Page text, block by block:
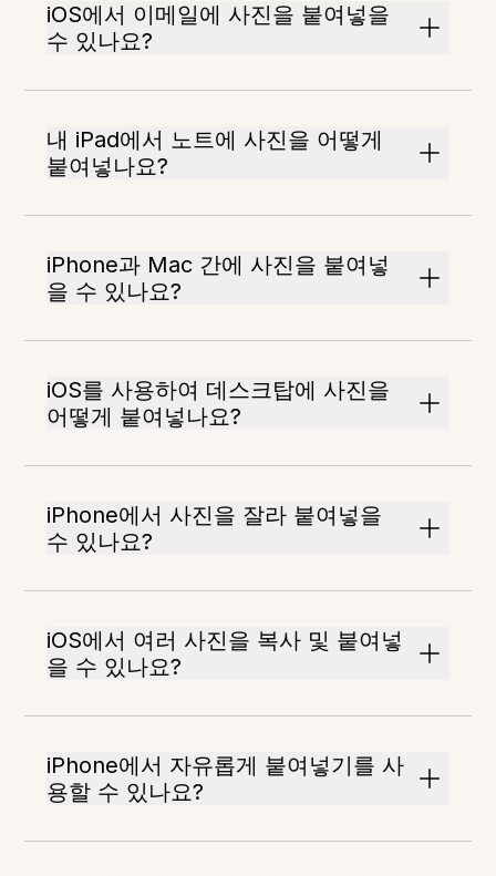
iOS에서 이메일에 사진을 붙여넣을
수 있나요?
내 iPad에서 노트에 사진을 어떻게
붙여넣나요?
iPhone과 Mac 간에 사진을 붙여넣
을 수 있나요?
iOS를 사용하여 데스크탑에 사진을
어떻게 붙여넣나요?
iPhone에서 사진을 잘라 붙여넣을
수 있나요?
iOS에서 여러 사진을 복사 및 붙여넣
을 수 있나요?
iPhone에서 자유롭게 붙여넣기를 사
용할 수 있나요?